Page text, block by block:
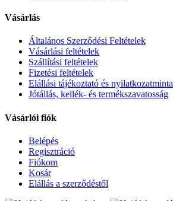
Vásárlás
Általános Szerződési Feltételek
Vásárlási feltételek
Szállítási feltételek
Fizetési feltételek
Elállási tájékoztató és nyilatkozatminta
Jótállás, kellék- és termékszavatosság
Vásárlói fiók
Belépés
Regisztráció
Fiókom
Kosár
Elállás a szerződéstől